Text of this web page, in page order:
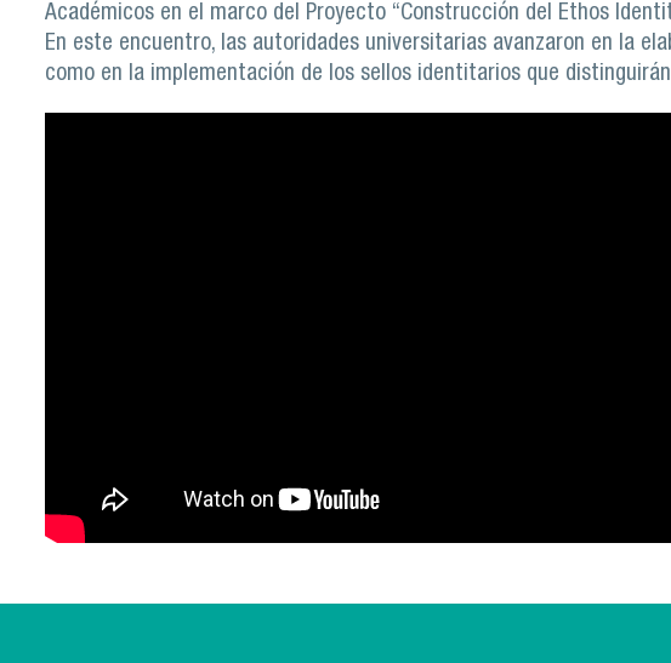
Académicos en el marco del Proyecto “Construcción del Ethos
En este encuentro, las autoridades universitarias avanzaron en la
como en la implementación de los sellos identitarios que